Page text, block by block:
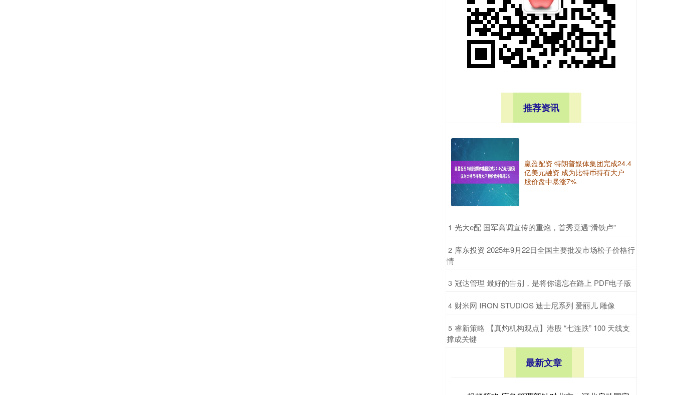
推荐资讯
赢盈配资 特朗普媒体集团完成24.4
亿美元融资 成为比特币持有大户
股价盘中暴涨7%
1 ​光大e配 国军高调宣传的重炮，首秀竟遇“滑铁卢”
2 ​库东投资 2025年9月22日全国主要批发市场松子价格行
情
3 ​冠达管理 最好的告别，是将你遗忘在路上 PDF电子版
4 ​财米网 IRON STUDIOS 迪士尼系列 爱丽儿 雕像
5 ​睿新策略 【真灼机构观点】港股 “七连跌” 100 天线支
撑成关键
最新文章